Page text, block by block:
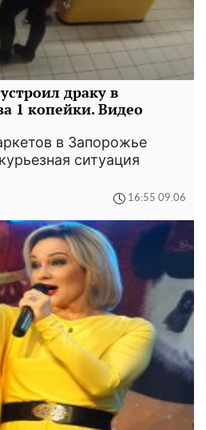
драку в
1 копейки. Видео
в Запорожье
ситуация
16:55 09.06